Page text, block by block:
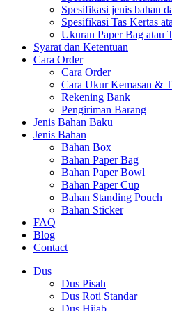
Spesifikasi jenis bahan
Spesifikasi Tas Kertas
Ukuran Paper Bag atau
Syarat dan Ketentuan
Cara Order
Cara Order
Cara Ukur Kemasan &
Rekening Bank
Pengiriman Barang
Jenis Bahan Baku
Jenis Bahan
Bahan Box
Bahan Paper Bag
Bahan Paper Bowl
Bahan Paper Cup
Bahan Standing Pouch
Bahan Sticker
FAQ
Blog
Contact
Dus
Dus Pisah
Dus Roti Standar
Dus Hijab